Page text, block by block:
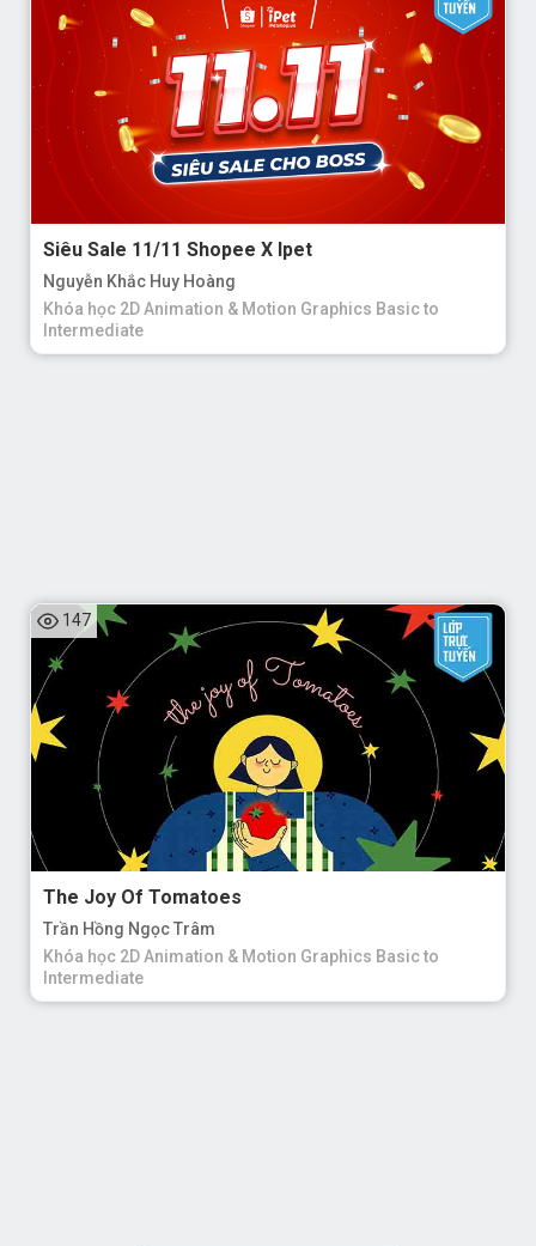
Siêu Sale 11/11 Shopee X Ipet
Nguyễn Khắc Huy Hoàng
Khóa học 2D Animation & Motion Graphics Basic to
Intermediate
147
The Joy Of Tomatoes
Trần Hồng Ngọc Trâm
Khóa học 2D Animation & Motion Graphics Basic to
Intermediate